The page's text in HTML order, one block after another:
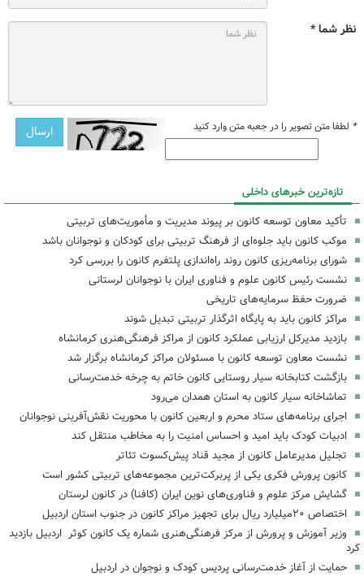
نظر شما *
* لطفا متن تصویر را در جعبه متن وارد کنید
تازه‌ترین خبرهای داخلی
تأکید معاون توسعه کانون بر پیوند مدیریت و مأموریت‌های تربیتی
موکب کانون باید جلوه‌ای از فرهنگ تربیتی برای کودکان و نوجوانان باشد
شورای برنامه‌ریزی کانون روند راه‌اندازی پلتفرم کانون را بررسی کرد
نشست رئیس کانون علوم و فناوری ایران با نوجوانان لرستانی
ضرورت حفظ سرمایه‌های تاریخی
مراکز کانون باید به پایگاه اثرگذار تربیتی تبدیل شوند
بازدید مدیرکل ارزیابی عملکرد کانون از مراکز فرهنگی‌هنری کرمانشاه
نشست معاون توسعه کانون با مسئولان مراکز کرمانشاه برگزار شد
بازگشت کتابخانه سیار روستایی کانون خاتم به چرخه خدمت‌رسانی
تماشاخانه سیار کانون به استان همدان می‌رود
اجرای برنامه‌های ستاد محرم و اربعین کانون با محوریت نقش‌آفرینی نوجوانان
ادبیات کودک باید امید و احساس امنیت را به مخاطب منتقل کند
تجلیل مدیرعامل کانون از مجید قناد پیش‌کسوت تئاتر
کانون پرورش فکری یکی از پربرکت‌ترین مجموعه‌های تربیتی کشور است
گشایش مرکز علوم و فناوری‌های نوین ایران (کافنا) در کانون لرستان
اختصاص ۲۰میلیارد ریال برای تجهیز مراکز کانون در جنوب استان اردبیل
وزیر آموزش و پرورش از مرکز فرهنگی‌هنری شماره یک کانون کوثر اردبیل بازدید
کرد
حمایت از آغاز خدمت‌رسانی پردیس کودک و نوجوان در اردبیل